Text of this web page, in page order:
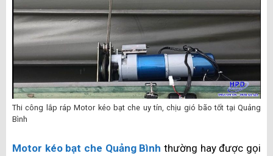
Thi công lắp ráp Motor kéo bạt che uy tín, chịu gió bão tốt tại Quảng
Bình
Motor kéo bạt che Quảng Bình thường hay được gọi